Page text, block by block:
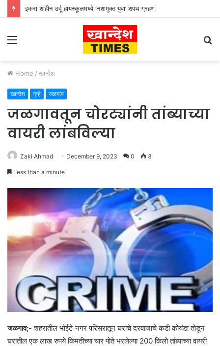
इकरा शाहीन उर्दू हायस्कूलमध्ये ‘नशामुक्त युवा’ शपथ ग्रहण
Menu
Home / खान्देश
खान्देश गुन्हे जळगांव
जळगावतून चोरट्यांनी तांब्याच्या
वायरी लांबविल्या
Zaki Ahmad December 9, 2023 0 3
Less than a minute
जळगाव;- शहरातील भोईटे नगर परिसरातून घराचे दरवाजाचे कडी कोयंडा तोडून
घरातील एक लाख रुपये किमतीच्या चार पोते भरलेल्या 200 किलो तांब्याच्या वायरी